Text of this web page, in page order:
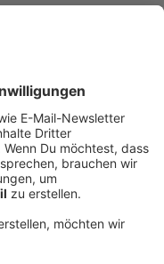
Unfällen
und
jetzt eine
Ab sofort
Weichen
das Unternehmen